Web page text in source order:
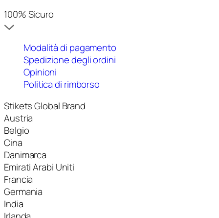
100% Sicuro
Modalità di pagamento
Spedizione degli ordini
Opinioni
Politica di rimborso
Stikets Global Brand
Austria
Belgio
Cina
Danimarca
Emirati Arabi Uniti
Francia
Germania
India